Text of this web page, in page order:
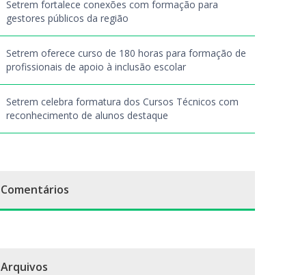
Setrem fortalece conexões com formação para
gestores públicos da região
Setrem oferece curso de 180 horas para formação de
profissionais de apoio à inclusão escolar
Setrem celebra formatura dos Cursos Técnicos com
reconhecimento de alunos destaque
Comentários
Arquivos